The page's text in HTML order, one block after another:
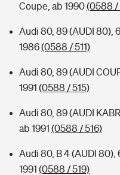
Coupe, ab 1990(0588 /
Audi 80, 89 (AUDI 80),
1986(0588 / 511)
Audi 80, 89 (AUDI
1991 (0588 / 515)
Audi 80, 89 (AUDI
ab 1991 (0588 / 516)
Audi 80, B 4 (AUDI 80),
1991 (0588 / 519)